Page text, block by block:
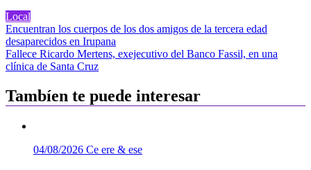
Local
Navegación
de
entradas
Encuentran los cuerpos de los dos amigos de la tercera edad
desaparecidos en Irupana
Fallece Ricardo Mertens, exejecutivo del Banco Fassil, en una
clínica de Santa Cruz
Tambíen te puede interesar
04/08/2026 Ce ere & ese